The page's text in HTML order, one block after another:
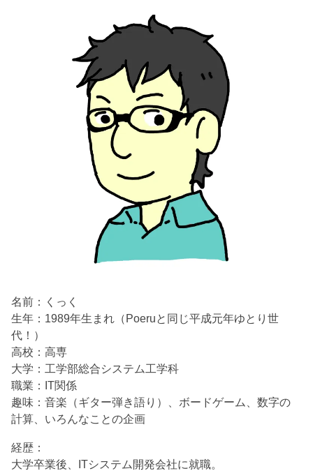
名前：くっく
生年：1989年生まれ（Poeruと同じ平成元年ゆとり世
代！）
高校：高専
大学：工学部総合システム工学科
職業：IT関係
趣味：音楽（ギター弾き語り）、ボードゲーム、数字の
計算、いろんなことの企画
経歴：
大学卒業後、ITシステム開発会社に就職。